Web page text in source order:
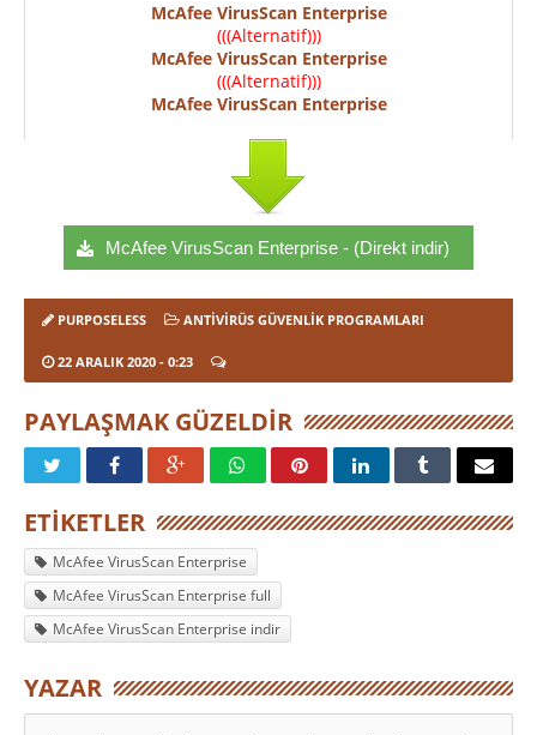
McAfee VirusScan Enterprise
(((Alternatif)))
McAfee VirusScan Enterprise
(((Alternatif)))
McAfee VirusScan Enterprise
McAfee VirusScan Enterprise - (Direkt indir)
PURPOSELESS ANTIVIRÜS GÜVENLIK PROGRAMLARI
22 ARALIK 2020 - 0:23
PAYLAŞMAK GÜZELDIR
ETIKETLER
McAfee VirusScan Enterprise
McAfee VirusScan Enterprise full
McAfee VirusScan Enterprise indir
YAZAR